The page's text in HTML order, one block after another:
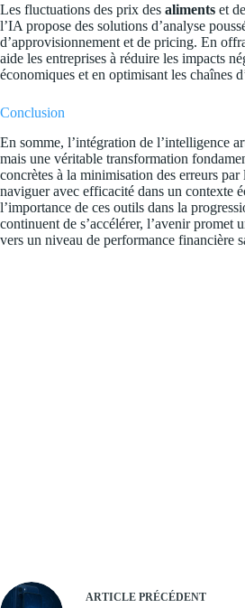
Les fluctuations des prix des aliments et
l’IA propose des solutions d’analyse
d’approvisionnement et de pricing. En
aide les entreprises à réduire les impacts
économiques et en optimisant les chaînes
Conclusion
En somme, l’intégration de l’intelligence
mais une véritable transformation
concrètes à la minimisation des erreurs
naviguer avec efficacité dans un contexte
l’importance de ces outils dans la
continuent de s’accélérer, l’avenir
vers un niveau de performance financière
ARTICLE PRÉCÉDENT